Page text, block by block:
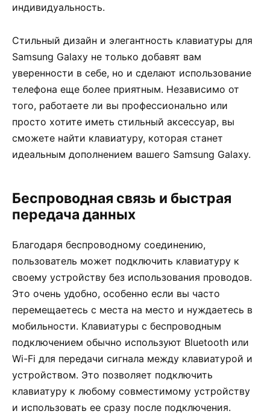
индивидуальность.
Стильный дизайн и элегантность клавиатуры для
Samsung Galaxy не только добавят вам
уверенности в себе, но и сделают использование
телефона еще более приятным. Независимо от
того, работаете ли вы профессионально или
просто хотите иметь стильный аксессуар, вы
сможете найти клавиатуру, которая станет
идеальным дополнением вашего Samsung Galaxy.
Беспроводная связь и быстрая
передача данных
Благодаря беспроводному соединению,
пользователь может подключить клавиатуру к
своему устройству без использования проводов.
Это очень удобно, особенно если вы часто
перемещаетесь с места на место и нуждаетесь в
мобильности. Клавиатуры с беспроводным
подключением обычно используют Bluetooth или
Wi-Fi для передачи сигнала между клавиатурой и
устройством. Это позволяет подключить
клавиатуру к любому совместимому устройству
и использовать ее сразу после подключения.